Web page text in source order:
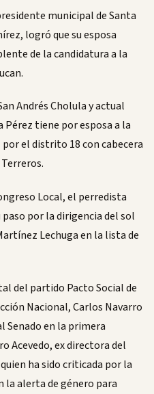
municipal de Santa
logró que su esposa
de la candidatura a la
Andrés Cholula y actual
tiene por esposa a la
el distrito 18 con cabecera
Local, el perredista
por la dirigencia del sol
Lechuga en la lista de
del partido Pacto Social de
Nacional, Carlos Navarro
Senado en la primera
Acevedo, ex directora del
ha sido criticada por la
la alerta de género para